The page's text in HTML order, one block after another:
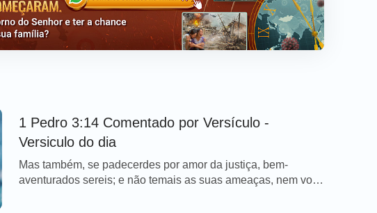
1 Pedro 3:14 Comentado por Versículo -
Versiculo do dia
Mas também, se padecerdes por amor da justiça, bem-
aventurados sereis; e não temais as suas ameaças, nem vos